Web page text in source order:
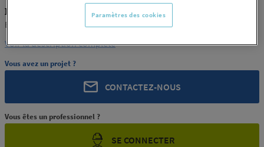
ROCHLING PRODUIT-8889G
ENSINGER FRANCE
Voir la description complète
Vous avez un projet ?
CONTACTEZ-NOUS
Vous êtes un professionnel ?
SE CONNECTER
Paramètres des cookies